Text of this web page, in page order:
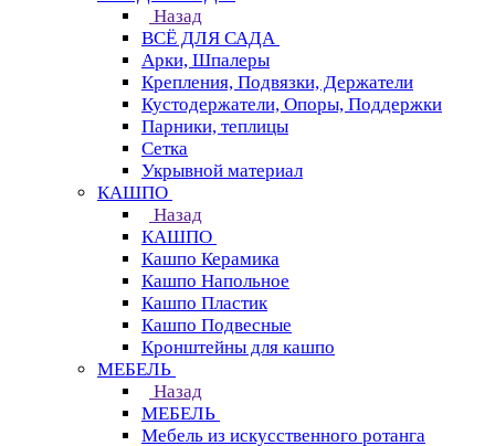
Назад
ВСЁ ДЛЯ САДА
Арки, Шпалеры
Крепления, Подвязки, Держатели
Кустодержатели, Опоры, Поддержки
Парники, теплицы
Сетка
Укрывной материал
КАШПО
Назад
КАШПО
Кашпо Керамика
Кашпо Напольное
Кашпо Пластик
Кашпо Подвесные
Кронштейны для кашпо
МЕБЕЛЬ
Назад
МЕБЕЛЬ
Мебель из искусственного ротанга